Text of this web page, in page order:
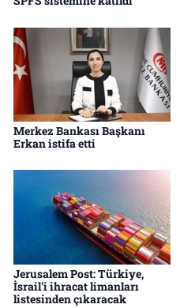
Merkez Bankası Başkanı
Erkan istifa etti
Jerusalem Post: Türkiye,
İsrail'i ihracat limanları
listesinden çıkaracak